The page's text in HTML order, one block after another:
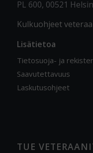
PL 600, 00521
Kulkuohjeet
Lisätietoa
Tietosuoja- ja
Saavutettavuus
Laskutusohjeet
TUE